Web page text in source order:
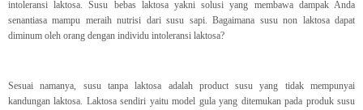
intoleransi laktosa. Susu bebas laktosa yakni solusi yang membawa dampak Anda
senantiasa mampu meraih nutrisi dari susu sapi. Bagaimana susu non laktosa dapat
diminum oleh orang dengan individu intoleransi laktosa?
Sesuai namanya, susu tanpa laktosa adalah product susu yang tidak mempunyai
kandungan laktosa. Laktosa sendiri yaitu model gula yang ditemukan pada produk susu